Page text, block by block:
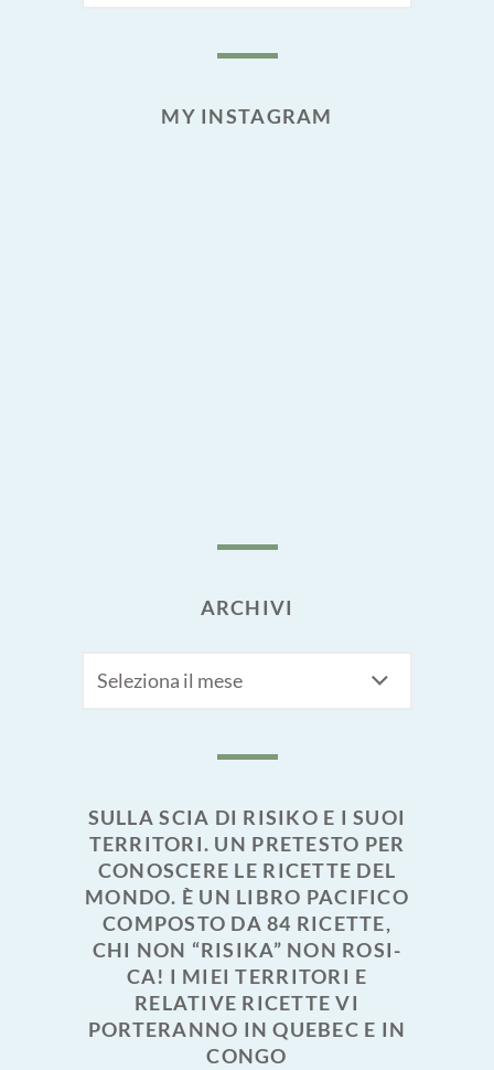
MY INSTAGRAM
ARCHIVI
SULLA SCIA DI RISIKO E I SUOI
TERRITORI. UN PRETESTO PER
CONOSCERE LE RICETTE DEL
MONDO. È UN LIBRO PACIFICO
COMPOSTO DA 84 RICETTE,
CHI NON “RISIKA” NON ROSI-
CA! I MIEI TERRITORI E
RELATIVE RICETTE VI
PORTERANNO IN QUEBEC E IN
CONGO